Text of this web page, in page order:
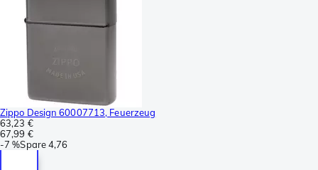
Zippo Design 60007713, Feuerzeug
63,23 €
67,99 €
-7 %Spare4,76